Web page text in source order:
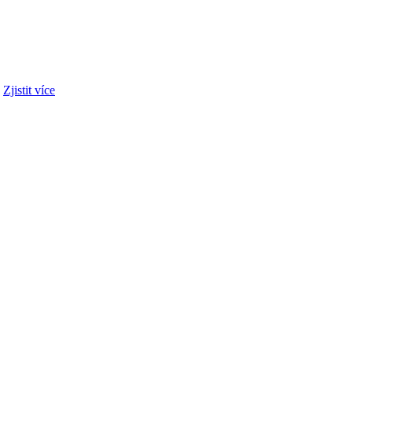
Zjistit více